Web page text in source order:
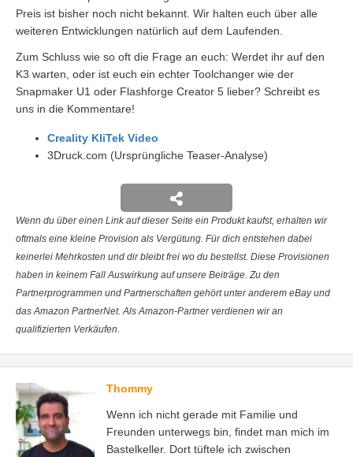
Preis ist bisher noch nicht bekannt. Wir halten euch über alle
weiteren Entwicklungen natürlich auf dem Laufenden.
Zum Schluss wie so oft die Frage an euch: Werdet ihr auf den
K3 warten, oder ist euch ein echter Toolchanger wie der
Snapmaker U1 oder Flashforge Creator 5 lieber? Schreibt es
uns in die Kommentare!
Creality KliTek Video
3Druck.com (Ursprüngliche Teaser-Analyse)
Wenn du über einen Link auf dieser Seite ein Produkt kaufst, erhalten wir
oftmals eine kleine Provision als Vergütung. Für dich entstehen dabei
keinerlei Mehrkosten und dir bleibt frei wo du bestellst. Diese Provisionen
haben in keinem Fall Auswirkung auf unsere Beiträge. Zu den
Partnerprogrammen und Partnerschaften gehört unter anderem eBay und
das Amazon PartnerNet. Als Amazon-Partner verdienen wir an
qualifizierten Verkäufen.
Thommy
Wenn ich nicht gerade mit Familie und
Freunden unterwegs bin, findet man mich im
Bastelkeller. Dort tüftele ich zwischen